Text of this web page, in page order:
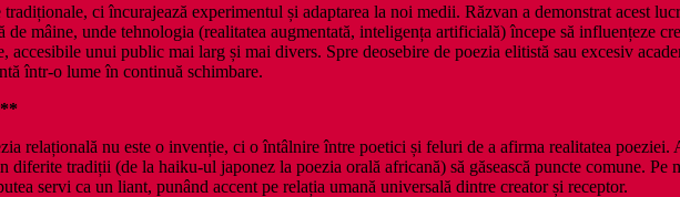
ci încurajează experimentul și adaptarea la noi medii. Răzvan a demonstrat acest
mâine, unde tehnologia (realitatea augmentată, inteligența artificială) începe să influențeze
accesibile unui public mai larg și mai divers. Spre deosebire de poezia elitistă sau excesiv
într-o lume în continuă schimbare.
relațională nu este o invenție, ci o întâlnire între poetici și feluri de a afirma realitatea
tradiții (de la haiku-ul japonez la poezia orală africană) să găsească puncte comune. Pe
servi ca un liant, punând accent pe relația umană universală dintre creator și receptor.